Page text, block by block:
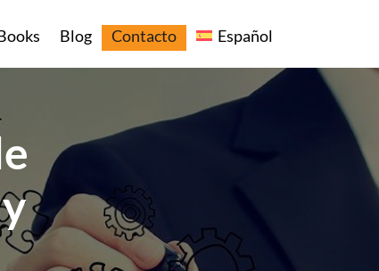
Blog Contacto Español